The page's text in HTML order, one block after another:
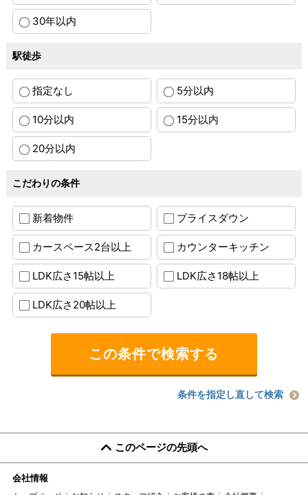
30年以内
駅徒歩
指定なし 5分以内
10分以内 15分以内
20分以内
こだわりの条件
新着物件 プライスダウン
カースペース2台以上 カウンターキッチン
LDK広さ15帖以上 LDK広さ18帖以上
LDK広さ20帖以上
条件を指定し直して検索
このページの先頭へ
会社情報